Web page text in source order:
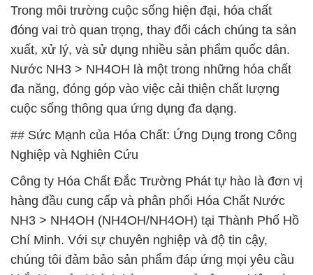
Trong môi trường cuộc sống hiện đại, hóa chất
đóng vai trò quan trọng, thay đổi cách chúng ta sản
xuất, xử lý, và sử dụng nhiều sản phẩm quốc dân.
Nước NH3 > NH4OH là một trong những hóa chất
đa năng, đóng góp vào việc cải thiện chất lượng
cuộc sống thông qua ứng dụng đa dạng.
## Sức Mạnh của Hóa Chất: Ứng Dụng trong Công
Nghiệp và Nghiên Cứu
Công ty Hóa Chất Đắc Trường Phát tự hào là đơn vị
hàng đầu cung cấp và phân phối Hóa Chất Nước
NH3 > NH4OH (NH4OH/NH4OH) tại Thành Phố Hồ
Chí Minh. Với sự chuyên nghiệp và độ tin cậy,
chúng tôi đảm bảo sản phẩm đáp ứng mọi yêu cầu